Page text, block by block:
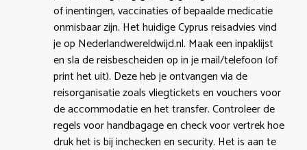
of inentingen, vaccinaties of bepaalde medicatie
onmisbaar zijn. Het huidige Cyprus reisadvies vind
je op Nederlandwereldwijd.nl. Maak een inpaklijst
en sla de reisbescheiden op in je mail/telefoon (of
print het uit). Deze heb je ontvangen via de
reisorganisatie zoals vliegtickets en vouchers voor
de accommodatie en het transfer. Controleer de
regels voor handbagage en check voor vertrek hoe
druk het is bij inchecken en security. Het is aan te